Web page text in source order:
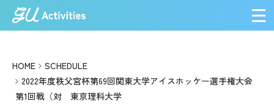
メ
HOME
SCHEDULE
2022年度秩父宮杯第69回関東大学アイスホッケー選手権大会
第1回戦（対 東京理科大学